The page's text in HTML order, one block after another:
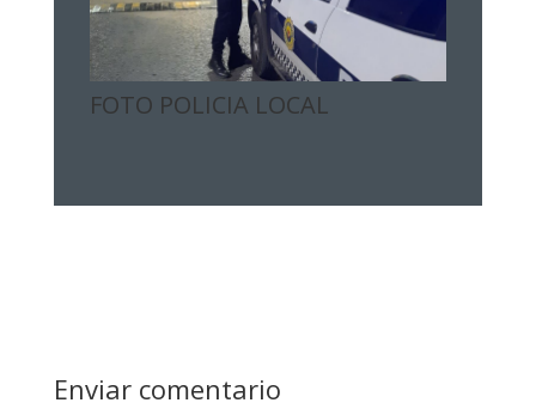
FOTO POLICIA LOCAL
Enviar comentario